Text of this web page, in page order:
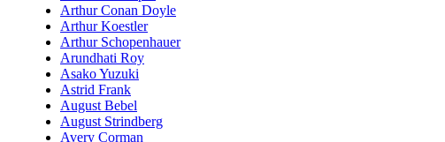
Arthur Conan Doyle
Arthur Koestler
Arthur Schopenhauer
Arundhati Roy
Asako Yuzuki
Astrid Frank
August Bebel
August Strindberg
Avery Corman